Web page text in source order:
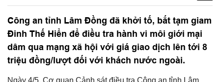
Công an tỉnh Lâm Đồng đã khởi tố, bắt tạm giam
Đinh Thế Hiển để điều tra hành vi môi giới mại
dâm qua mạng xã hội với giá giao dịch lên tới 8
triệu đồng/lượt đối với khách nước ngoài.
Ngày 4/5, Cơ quan Cảnh sát điều tra Công an tỉnh Lâm